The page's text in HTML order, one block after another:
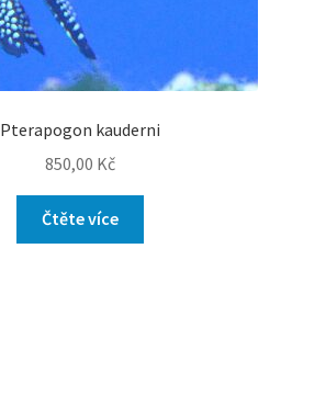
Pterapogon kauderni
850,00 Kč
Čtěte více